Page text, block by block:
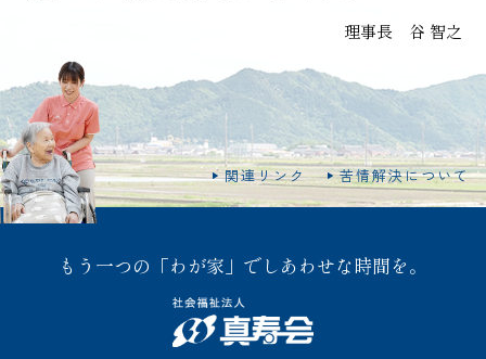
理事長 谷 智之
関連リンク 苦情解決について
もう一つの「わが家」でしあわせな時間を。